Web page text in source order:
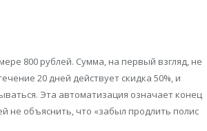
800 рублей. Сумма, на первый взгляд, не
20 дней действует скидка 50%, и
Эта автоматизация означает конец
не объяснить, что «забыл продлить полис